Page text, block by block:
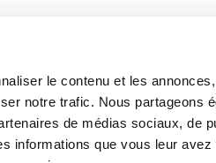
le contenu et les
notre trafic. Nous partageons
de médias sociaux, de
informations que vous leur